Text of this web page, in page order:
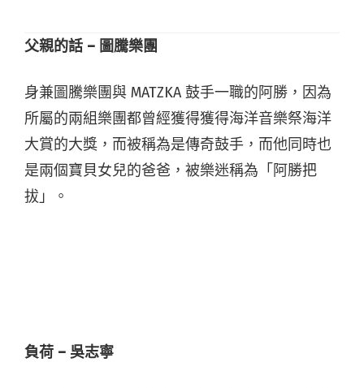
父親的話 – 圖騰樂團
身兼圖騰樂團與 MATZKA 鼓手一職的阿勝，因為
所屬的兩組樂團都曾經獲得獲得海洋音樂祭海洋
大賞的大獎，而被稱為是傳奇鼓手，而他同時也
是兩個寶貝女兒的爸爸，被樂迷稱為「阿勝把
拔」。
負荷 – 吳志寧